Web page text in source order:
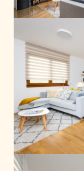
Obytná
Foto: Vojta